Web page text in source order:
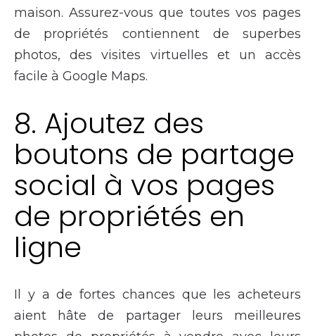
maison. Assurez-vous que toutes vos pages
de propriétés contiennent de superbes
photos, des visites virtuelles et un accès
facile à Google Maps.
8. Ajoutez des
boutons de partage
social à vos pages
de propriétés en
ligne
Il y a de fortes chances que les acheteurs
aient hâte de partager leurs meilleures